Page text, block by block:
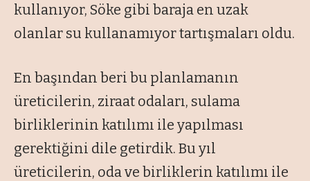
kullanıyor, Söke gibi baraja en uzak
olanlar su kullanamıyor tartışmaları oldu.
En başından beri bu planlamanın
üreticilerin, ziraat odaları, sulama
birliklerinin katılımı ile yapılması
gerektiğini dile getirdik. Bu yıl
üreticilerin, oda ve birliklerin katılımı ile